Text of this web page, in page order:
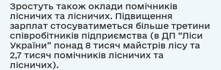
Зростуть також оклади помічників
лісничих та лісничих. Підвищення
зарплат стосуватиметься більше третини
співробітників підприємства (в ДП “Ліси
України” понад 8 тисяч майстрів лісу та
2,7 тисяч помічників лісничих та
лісничих).